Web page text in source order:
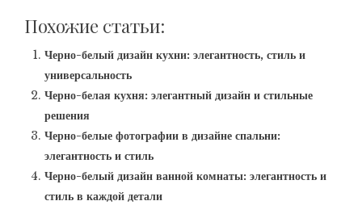
Похожие статьи:
Черно-белый дизайн кухни: элегантность, стиль и
универсальность
Черно-белая кухня: элегантный дизайн и стильные
решения
Черно-белые фотографии в дизайне спальни:
элегантность и стиль
Черно-белый дизайн ванной комнаты: элегантность и
стиль в каждой детали